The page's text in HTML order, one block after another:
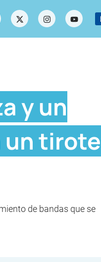
y un
un
de bandas que se